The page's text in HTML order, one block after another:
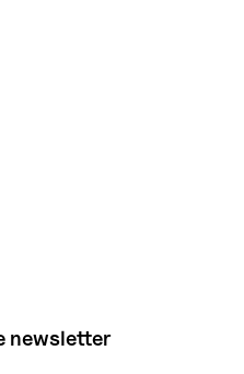
newsletter